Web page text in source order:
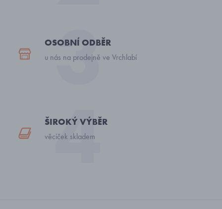
OSOBNÍ ODBĚR
u nás na prodejně ve Vrchlabí
ŠIROKÝ VÝBĚR
věciček skladem